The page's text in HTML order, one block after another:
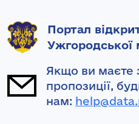
Портал
Ужгородської
Якщо ви маєте
пропозиції,
нам: